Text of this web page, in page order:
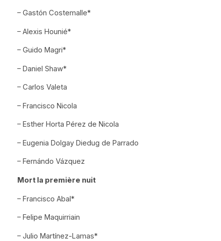
– Gastón Costemalle*
– Alexis Hounié*
– Guido Magri*
– Daniel Shaw*
– Carlos Valeta
– Francisco Nicola
– Esther Horta Pérez de Nicola
– Eugenia Dolgay Diedug de Parrado
– Fernándo Vázquez
Mort la première nuit
– Francisco Abal*
– Felipe Maquirriain
– Julio Martínez-Lamas*